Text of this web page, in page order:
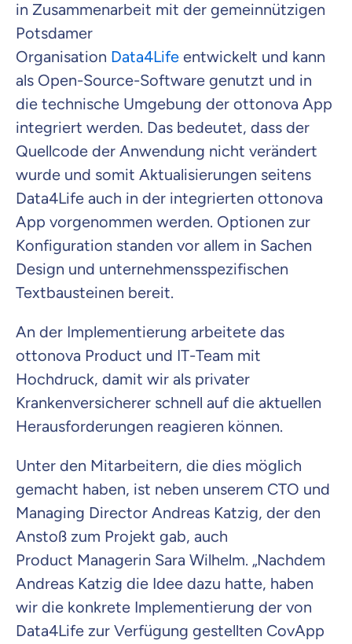
in Zusammenarbeit mit der gemeinnützigen
Potsdamer
Organisation Data4Life entwickelt und kann
als Open-Source-Software genutzt und in
die technische Umgebung der ottonova App
integriert werden. Das bedeutet, dass der
Quellcode der Anwendung nicht verändert
wurde und somit Aktualisierungen seitens
Data4Life auch in der integrierten ottonova
App vorgenommen werden. Optionen zur
Konfiguration standen vor allem in Sachen
Design und unternehmensspezifischen
Textbausteinen bereit.
An der Implementierung arbeitete das
ottonova Product und IT-Team mit
Hochdruck, damit wir als privater
Krankenversicherer schnell auf die aktuellen
Herausforderungen reagieren können.
Unter den Mitarbeitern, die dies möglich
gemacht haben, ist neben unserem CTO und
Managing Director Andreas Katzig, der den
Anstoß zum Projekt gab, auch
Product Managerin Sara Wilhelm. „Nachdem
Andreas Katzig die Idee dazu hatte, haben
wir die konkrete Implementierung der von
Data4Life zur Verfügung gestellten CovApp